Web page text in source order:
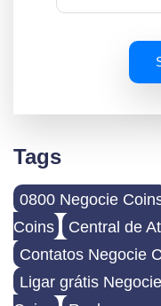
Tags
0800 Negocie
Coins
Central de
Contatos Negocie
Ligar grátis